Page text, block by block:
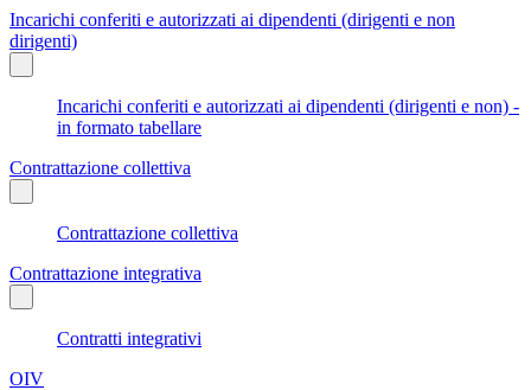
Incarichi conferiti e autorizzati ai dipendenti (dirigenti e non
dirigenti)
Incarichi conferiti e autorizzati ai dipendenti (dirigenti e non) -
in formato tabellare
Contrattazione collettiva
Contrattazione collettiva
Contrattazione integrativa
Contratti integrativi
OIV